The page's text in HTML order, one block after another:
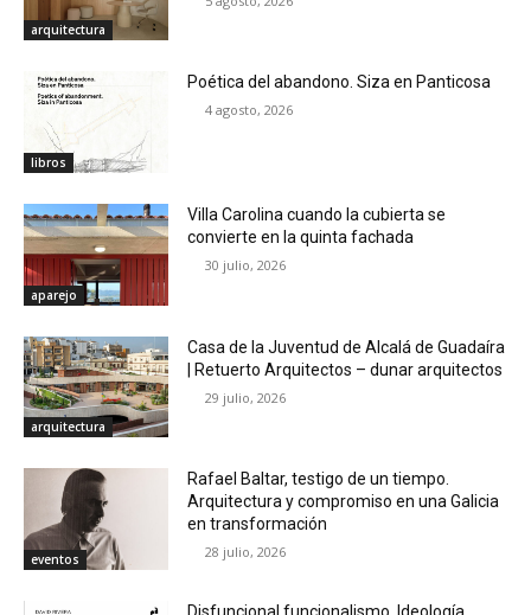
arquitectura
libros
Poética del abandono. Siza en Panticosa
4 agosto, 2026
aparejo
Villa Carolina cuando la cubierta se
convierte en la quinta fachada
30 julio, 2026
arquitectura
Casa de la Juventud de Alcalá de Guadaíra
| Retuerto Arquitectos – dunar arquitectos
29 julio, 2026
eventos
Rafael Baltar, testigo de un tiempo.
Arquitectura y compromiso en una Galicia
en transformación
28 julio, 2026